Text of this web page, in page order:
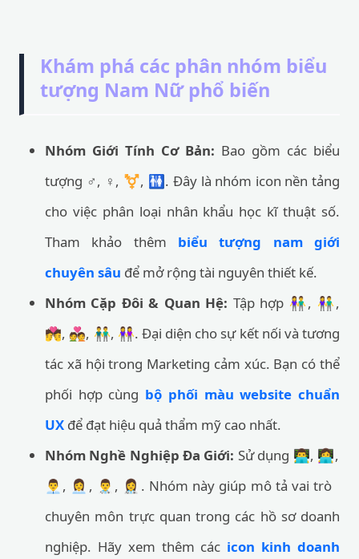
Khám phá các phân nhóm biểu
tượng Nam Nữ phổ biến
Nhóm Giới Tính Cơ Bản: Bao gồm các biểu
tượng ♂️, ♀️, ⚧️, 🚻. Đây là nhóm icon nền tảng
cho việc phân loại nhân khẩu học kĩ thuật số.
Tham khảo thêm biểu tượng nam giới
chuyên sâu để mở rộng tài nguyên thiết kế.
Nhóm Cặp Đôi & Quan Hệ: Tập hợp 👫, 👫,
💏, 💑, 👬, 👭. Đại diện cho sự kết nối và tương
tác xã hội trong Marketing cảm xúc. Bạn có thể
phối hợp cùng bộ phối màu website chuẩn
UX để đạt hiệu quả thẩm mỹ cao nhất.
Nhóm Nghề Nghiệp Đa Giới: Sử dụng 👨‍💻, 👩‍💻,
👨‍💼, 👩‍💼, 👨‍⚕️, 👩‍⚕️. Nhóm này giúp mô tả vai trò
chuyên môn trực quan trong các hồ sơ doanh
nghiệp. Hãy xem thêm các icon kinh doanh